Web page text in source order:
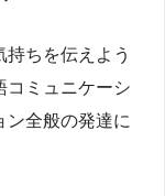
ちを伝えよう
コミュニケーシ
ン全般の発達に